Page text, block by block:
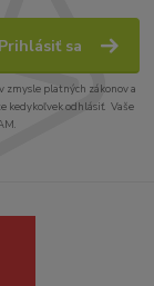
Prihlásiť sa
v zmysle platných zákonov a
kedykoľvek odhlásiť. Vaše